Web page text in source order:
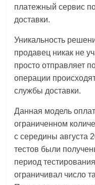
платежный сервис
доставки.
Уникальность
продавец никак не
просто отправляет
операции
службы доставки.
Данная модель
ограниченном
с середины августа
тестов были
период
ограничивал число